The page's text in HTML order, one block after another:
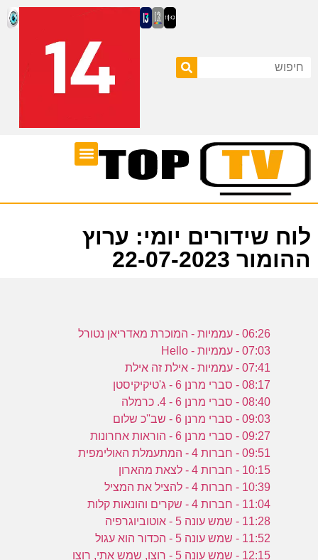
לוח שידורים יומי: ערוץ
ההומור 22-07-2023
06:26 - עממיות - המוכרת מאדריאן נטורל
07:03 - עממיות - Hello
07:41 - עממיות - אילת זה אילת
08:17 - סברי מרנן 6 - ג'טיקיקיסטן
08:40 - סברי מרנן 6 - 4. כרמלה
09:03 - סברי מרנן 6 - שב''כ שלום
09:27 - סברי מרנן 6 - הוראות אחרונות
09:51 - חברות 4 - המתעמלת האולימפית
10:15 - חברות 4 - לצאת מהארון
10:39 - חברות 4 - להציל את המציל
11:04 - חברות 4 - שקרים והונאות קלות
11:28 - שמש עונה 5 - אוטוביוגרפיה
11:52 - שמש עונה 5 - הכדור הוא עגול
12:15 - שמש עונה 5 - רוצו, שמש אתי, רוצו